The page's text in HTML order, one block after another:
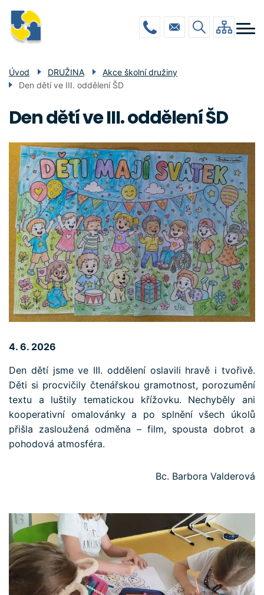
hlavnímu
Menu
navigace
ŠKOLA
DRUŽINA
GALERIE
POVINNÉ INFO
Úvod DRUŽINA
Akce školní družiny
Den dětí ve III. oddělení ŠD
Den dětí ve III. oddělení ŠD
4. 6. 2026
Den dětí jsme ve III. oddělení oslavili hravě i tvořivě.
Děti si procvičily čtenářskou gramotnost, porozumění
textu a luštily tematickou křížovku. Nechyběly ani
kooperativní omalovánky a po splnění všech úkolů
přišla zasloužená odměna – film, spousta dobrot a
pohodová atmosféra.
Bc. Barbora Valderová